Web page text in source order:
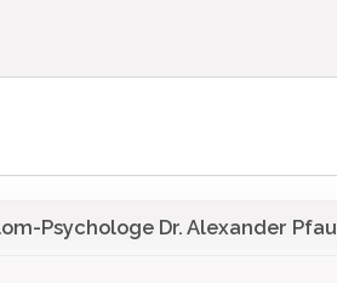
Psychologe Dr. Alexander Pfau